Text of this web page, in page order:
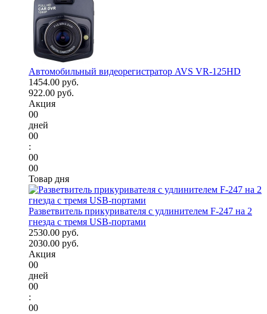
Автомобильный видеорегистратор AVS VR-125HD
1454.00 руб.
922.00 руб.
Акция
00
дней
00
:
00
00
Товар дня
Разветвитель прикуривателя с удлинителем F-247 на 2
гнезда с тремя USB-портами
2530.00 руб.
2030.00 руб.
Акция
00
дней
00
:
00